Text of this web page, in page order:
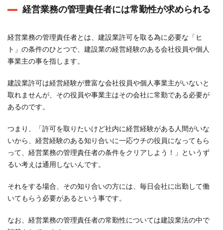
て常
勤が
ない
常勤
認め
られ
ない
建設
可を
取る
常勤
性を
する
経営業務の管理責任者には常勤性が求められる
経営業務の管理責任者とは、建設業許可を取る為に必要な「ヒ
ト」の条件のひとつで、建設業の経営経験のある会社役員や個人
事業主の事を指します。
建設業許可は経営経験が豊富な会社役員や個人事業主がいないと
取れませんが、その役員や事業主はその会社に常勤である必要が
あるのです。
つまり、「許可を取りたいけど社内に経営経験がある人間がいな
いから、経営経験のある知り合いに一応ウチの役員になってもら
って、経営業務の管理責任者の条件をクリアしよう！」というず
るい考えは通用しないんです。
それをする場合、その知り合いの方には、毎日会社に出勤して働
いてもらう必要があるという事です。
なお、経営業務の管理責任者の常勤性については建設業法の中で